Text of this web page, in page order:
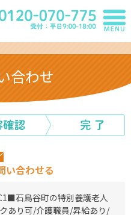
合わせ
い合わせる
■石鳥谷町の特別養護老人
あり可/介護職員/昇給あり/